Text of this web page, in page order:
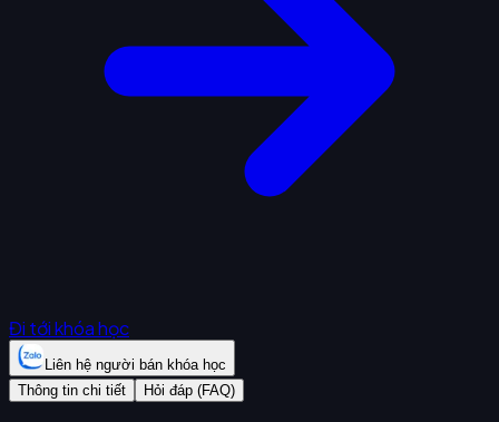
Đi tới khóa học
Liên hệ người bán khóa học
Thông tin chi tiết
Hỏi đáp (FAQ)